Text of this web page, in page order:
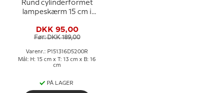
Rund cylinderformet
lampeskærm 15 cm i
stof
DKK 95,00
Før: DKK 189,00
Varenr.: P151316D5200R
Mål: H: 15 cm x T: 13 cm x B: 16
cm
PÅ LAGER